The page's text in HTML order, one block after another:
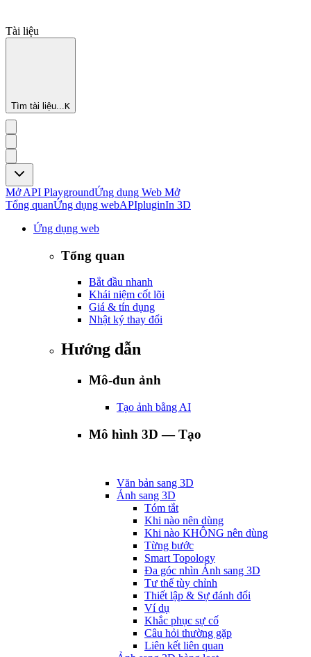
Tài liệu
Tìm tài liệu...K
Mở API PlaygroundỨng dụng Web Mở
Tổng quanỨng dụng webAPIpluginIn 3D
Ứng dụng web
Tổng quan
Bắt đầu nhanh
Khái niệm cốt lõi
Giá & tín dụng
Nhật ký thay đổi
Hướng dẫn
Mô-đun ảnh
Tạo ảnh bằng AI
Mô hình 3D — Tạo
Văn bản sang 3D
Ảnh sang 3D
Tóm tắt
Khi nào nên dùng
Khi nào KHÔNG nên dùng
Từng bước
Smart Topology
Đa góc nhìn Ảnh sang 3D
Tư thế tùy chỉnh
Thiết lập & Sự đánh đổi
Ví dụ
Khắc phục sự cố
Câu hỏi thường gặp
Liên kết liên quan